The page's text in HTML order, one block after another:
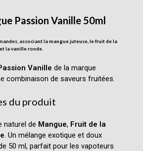
Passion Vanille 50ml
associant la mangue juteuse, le fruit de la
la vanille ronde.
Vanillede la marque
combinaison de saveurs fruitées.
du produit
naturel de Mangue, Fruit de la
. Un mélange exotique et doux
50 ml, parfait pour les vapoteurs